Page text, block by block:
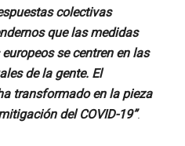
colectivas
que las medidas
se centren en las
de la gente. El
transformado en la pieza
del COVID-19”.